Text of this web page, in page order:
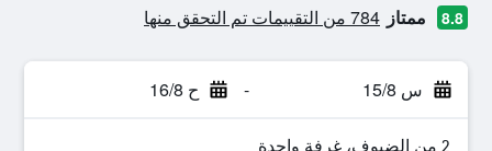
8.8 ممتاز 784 من التقييمات تم التحقق منها
س 15/8 - ح 16/8
2 من الضيوف، غرفة واحدة